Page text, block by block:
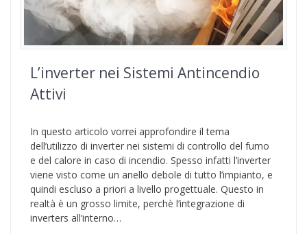
L’inverter nei Sistemi Antincendio
Attivi
In questo articolo vorrei approfondire il tema
dell’utilizzo di inverter nei sistemi di controllo del fumo
e del calore in caso di incendio. Spesso infatti l’inverter
viene visto come un anello debole di tutto l’impianto, e
quindi escluso a priori a livello progettuale. Questo in
realtà è un grosso limite, perchè l’integrazione di
inverters all’interno…